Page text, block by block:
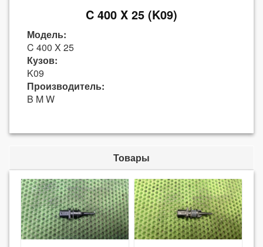
C 400 X 25 (K09)
Модель:
C 400 X 25
Кузов:
K09
Производитель:
B M W
Товары